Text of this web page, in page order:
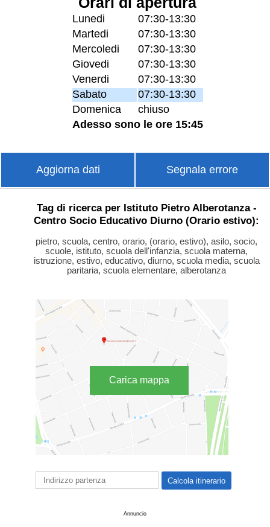
Lunedi
07:30-13:30
Martedi
07:30-13:30
Mercoledi
07:30-13:30
Giovedi
07:30-13:30
Venerdi
07:30-13:30
Sabato
07:30-13:30
Domenica
chiuso
Adesso sono le ore 15:45
Aggiorna dati Segnala errore
Tag di ricerca per Istituto Pietro Alberotanza -
Centro Socio Educativo Diurno (Orario estivo):
pietro, scuola, centro, orario, (orario, estivo), asilo, socio,
scuole, istituto, scuola dell'infanzia, scuola materna,
istruzione, estivo, educativo, diurno, scuola media, scuola
paritaria, scuola elementare, alberotanza
Carica mappa
Annuncio